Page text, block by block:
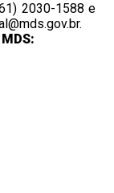
2030-1588 e